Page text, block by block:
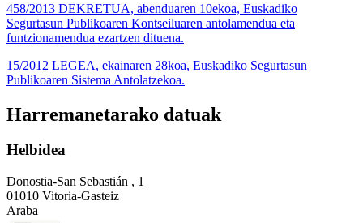
458/2013 DEKRETUA, abenduaren 10ekoa, Euskadiko
Segurtasun Publikoaren Kontseiluaren antolamendua eta
funtzionamendua ezartzen dituena.
15/2012 LEGEA, ekainaren 28koa, Euskadiko Segurtasun
Publikoaren Sistema Antolatzekoa.
Harremanetarako datuak
Helbidea
Donostia-San Sebastián , 1
01010 Vitoria-Gasteiz
Araba